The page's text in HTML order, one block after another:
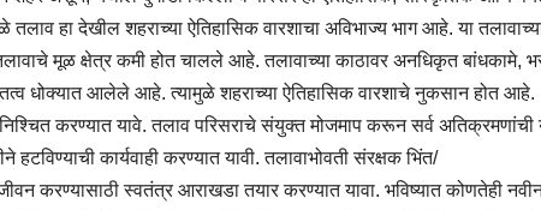
हा देखील शहराच्या ऐतिहासिक वारशाचा अविभाज्य भाग आहे. या
मूळ क्षेत्र कमी होत चालले आहे. तलावाच्या काठावर अनधिकृत बांधकामे,
धोक्यात आलेले आहे. त्यामुळे शहराच्या ऐतिहासिक वारशाचे नुकसान होत आहे.
करण्यात यावे. तलाव परिसराचे संयुक्त मोजमाप करून सर्व अतिक्रमणांची
कार्यवाही करण्यात यावी. तलावाभोवती संरक्षक भिंत/
करण्यासाठी स्वतंत्र आराखडा तयार करण्यात यावा. भविष्यात कोणतेही